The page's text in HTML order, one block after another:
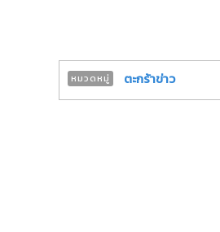
หมวดหมู่ ตะกร้าข่าว